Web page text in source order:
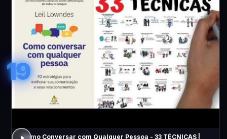
19
Como Conversar com Qualquer Pessoa - 33 TÉCNICAS |